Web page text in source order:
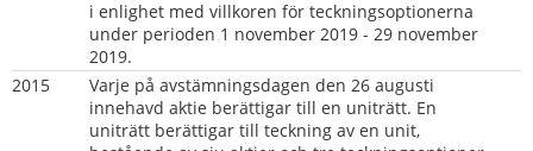
i enlighet med villkoren för teckningsoptionerna
under perioden 1 november 2019 - 29 november
2019.
2015
Varje på avstämningsdagen den 26 augusti
innehavd aktie berättigar till en uniträtt. En
uniträtt berättigar till teckning av en unit,